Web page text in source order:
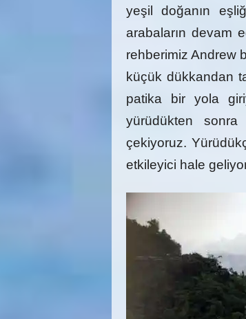
yeşil doğanın
arabaların devam
rehberimiz Andrew
küçük dükkandan
patika bir yola
yürüdükten sonra
çekiyoruz.
etkileyici hale